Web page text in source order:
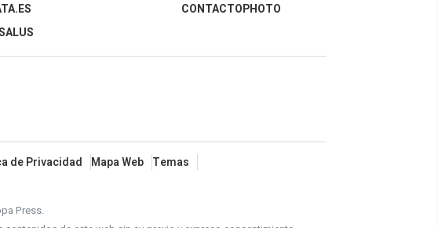
CONTACTOPHOTO
de Privacidad Mapa Web Temas
Press.